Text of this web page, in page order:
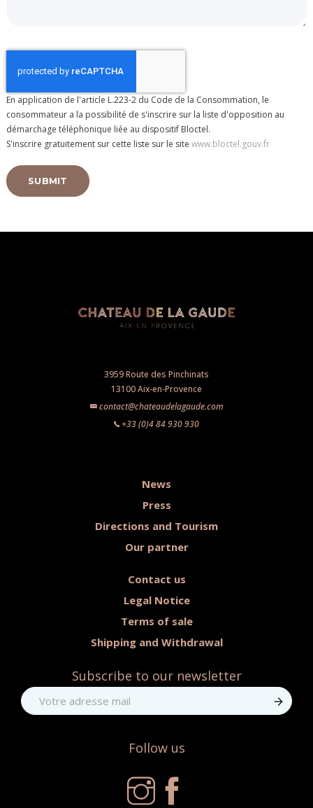
En application de l'article L.223-2 du Code de la Consommation, le
consommateur a la possibilité de s'inscrire sur la liste d'opposition au
démarchage téléphonique liée au dispositif Bloctel.
S'inscrire gratuitement sur cette liste sur le site www.bloctel.gouv.fr
SUBMIT
3959 Route des Pinchinats
13100 Aix-en-Provence
contact@chateaudelagaude.com
+33 (0)4 84 930 930
News
Press
Directions and Tourism
Our partner
Contact us
Legal Notice
Terms of sale
Shipping and Withdrawal
Subscribe to our newsletter
Follow us